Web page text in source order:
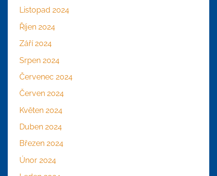
Listopad 2024
Říjen 2024
Září 2024
Srpen 2024
Červenec 2024
Červen 2024
Květen 2024
Duben 2024
Březen 2024
Únor 2024